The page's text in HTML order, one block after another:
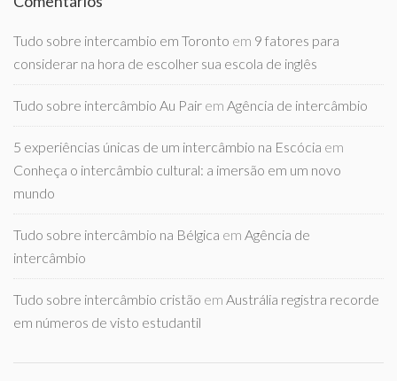
Tudo sobre intercambio em Toronto em 9 fatores para
considerar na hora de escolher sua escola de inglês
Tudo sobre intercâmbio Au Pair em Agência de intercâmbio
5 experiências únicas de um intercâmbio na Escócia em
Conheça o intercâmbio cultural: a imersão em um novo
mundo
Tudo sobre intercâmbio na Bélgica em Agência de
intercâmbio
Tudo sobre intercâmbio cristão em Austrália registra recorde
em números de visto estudantil